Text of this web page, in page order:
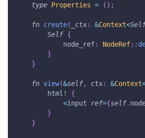
type Properties = ( ) ;
fn create( _ctx: &Context<
Self {
            node_ref
: NodeRef::
}
}
fn view(&self, ctx: &Context
html!
{
<input ref={self.
}
}